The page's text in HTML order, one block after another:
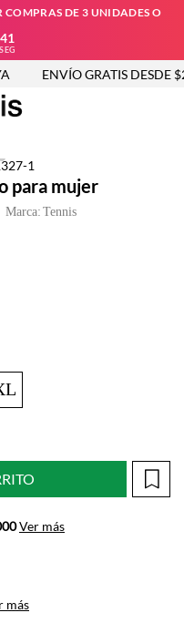
COMPRAS DE 3 UNIDADES O
41
SEG
ENVÍO GRATIS DESDE
para mujer
Tennis
Ver más
más